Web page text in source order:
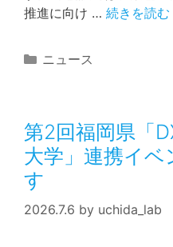
推進に向け … 続きを読む
カ
ー
ニュース
第2回福岡県「
大学」連携イベ
す
2026.7.6 by uchida_lab